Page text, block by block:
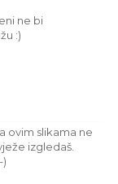
ne bi
:)
ovim slikama ne
izgledaš.